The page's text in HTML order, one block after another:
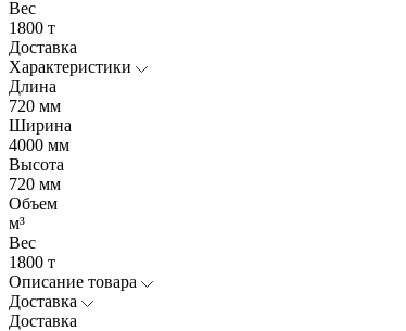
Вес
1800 т
Доставка
Характеристики
Длина
720 мм
Ширина
4000 мм
Высота
720 мм
Объем
м³
Вес
1800 т
Описание товара
Доставка
Доставка